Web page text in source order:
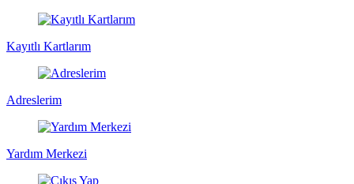
Kayıtlı Kartlarım
Adreslerim
Yardım Merkezi